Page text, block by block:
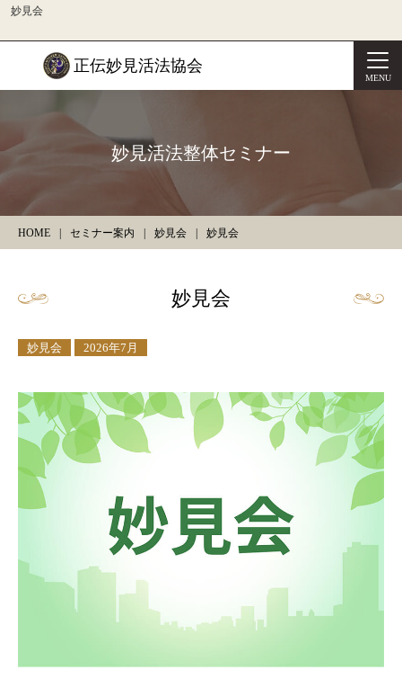
妙見会
正伝妙見活法協会
MENU
妙見活法整体セミナー
HOME セミナー案内 妙見会 妙見会
妙見会
妙見会 2026年7月